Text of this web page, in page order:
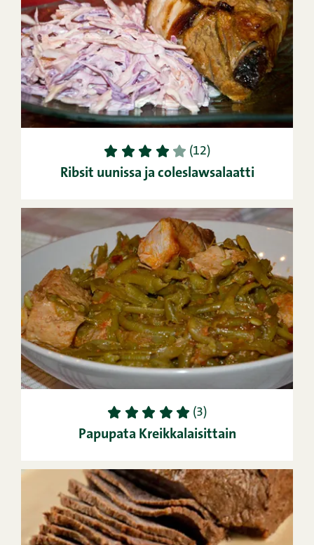
1 2 3 4 5 (12)
Ribsit uunissa ja coleslawsalaatti
1 2 3 4 5 (3)
Papupata Kreikkalaisittain